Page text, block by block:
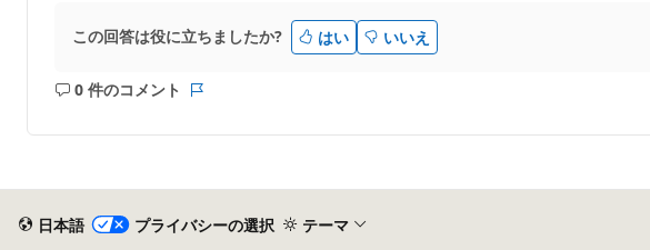
この回答は役に立ちましたか? はい いいえ
0 件のコメント
コ
は
あ
り
日本語 プライバシーの選択 テーマ